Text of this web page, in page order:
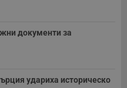
документи за
удариха историческо